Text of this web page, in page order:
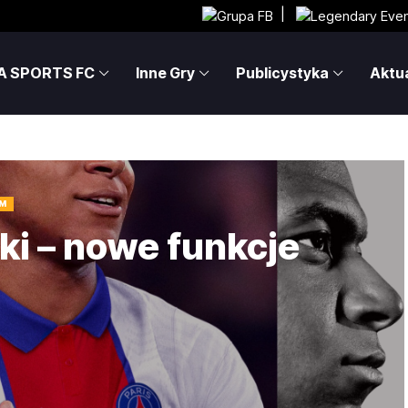
SPORTS FC Inne Gry Publicystyka
– nowe funkcje